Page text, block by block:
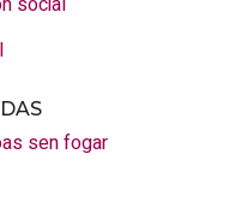
sen fogar